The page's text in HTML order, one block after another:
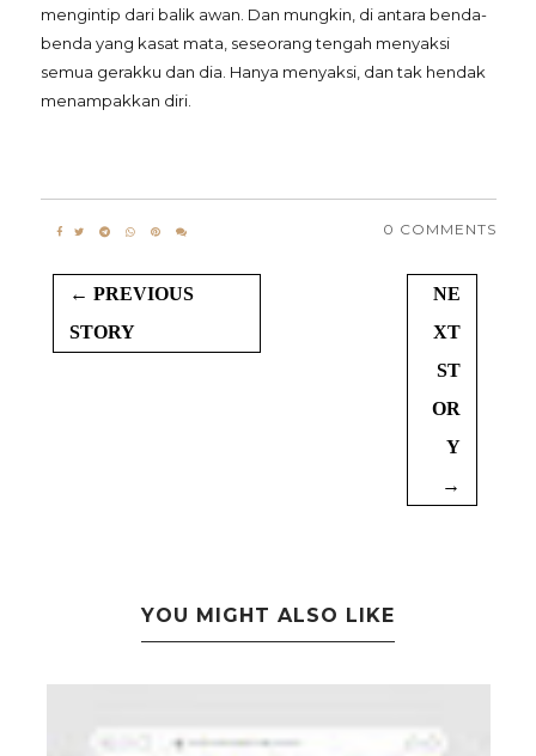
mengintip dari balik awan. Dan mungkin, di antara benda-
benda yang kasat mata, seseorang tengah menyaksi
semua gerakku dan dia. Hanya menyaksi, dan tak hendak
menampakkan diri.
0 COMMENTS
← PREVIOUS
STORY
NE
XT
ST
OR
Y
→
YOU MIGHT ALSO LIKE